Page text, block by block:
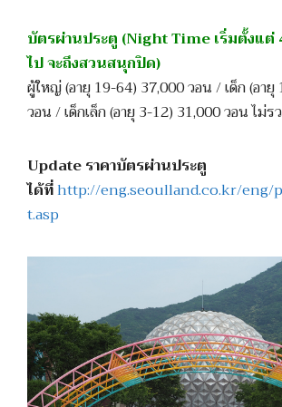
บัตรผ่านประตู (Night Time เริ่มตั้งแต่
ไป จะถึงสวนสนุกปิด)
ผู้ใหญ่ (อายุ 19-64) 37,000 วอน / เด็ก (อา
วอน / เด็กเล็ก (อายุ 3-12) 31,000 วอน ไม่ร
Update ราคาบัตรผ่านประตู
ได้ที่http://eng.seoulland.co.kr/eng/
t.asp